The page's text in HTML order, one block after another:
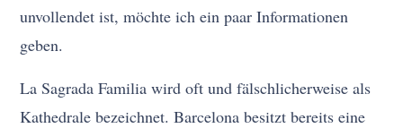
unvollendet ist, möchte ich ein paar Informationen
geben.
La Sagrada Familia wird oft und fälschlicherweise als
Kathedrale bezeichnet. Barcelona besitzt bereits eine